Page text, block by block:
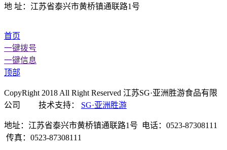
地 址：江苏省泰兴市黄桥镇通联路1号
首页
一键拨号
一键信息
顶部
CopyRight 2018 All Right Reserved 江苏SG·亚洲胜游食品有限
公司 技术支持： SG·亚洲胜游
地址：江苏省泰兴市黄桥镇通联路1号 电话：0523-87308111
传真：0523-87308111